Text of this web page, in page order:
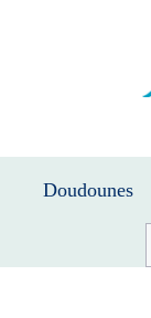
Doudounes